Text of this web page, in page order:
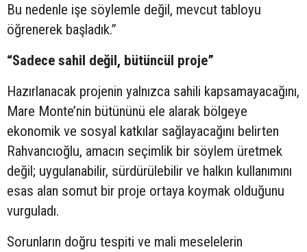
Bu nedenle işe söylemle değil, mevcut tabloyu
öğrenerek başladık.”
“Sadece sahil değil, bütüncül proje”
Hazırlanacak projenin yalnızca sahili kapsamayacağını,
Mare Monte’nin bütününü ele alarak bölgeye
ekonomik ve sosyal katkılar sağlayacağını belirten
Rahvancıoğlu, amacın seçimlik bir söylem üretmek
değil; uygulanabilir, sürdürülebilir ve halkın kullanımını
esas alan somut bir proje ortaya koymak olduğunu
vurguladı.
Sorunların doğru tespiti ve mali meselelerin